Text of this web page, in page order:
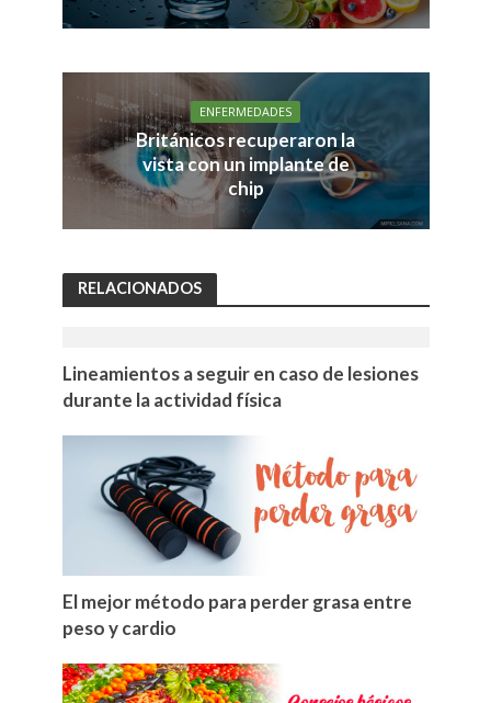
ENFERMEDADES
Británicos recuperaron la
vista con un implante de
chip
RELACIONADOS
Lineamientos a seguir en caso de lesiones
durante la actividad física
El mejor método para perder grasa entre
peso y cardio